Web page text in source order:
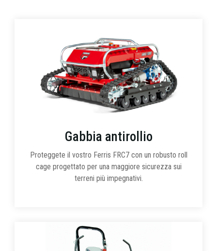
Gabbia antirollio
Proteggete il vostro Ferris FRC7 con un robusto roll
cage progettato per una maggiore sicurezza sui
terreni più impegnativi.